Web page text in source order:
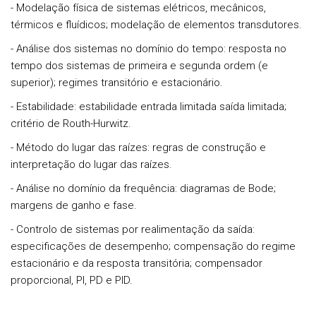
- Modelação física de sistemas elétricos, mecânicos,
térmicos e fluídicos; modelação de elementos transdutores.
- Análise dos sistemas no domínio do tempo: resposta no
tempo dos sistemas de primeira e segunda ordem (e
superior); regimes transitório e estacionário.
- Estabilidade: estabilidade entrada limitada saída limitada;
critério de Routh-Hurwitz.
- Método do lugar das raízes: regras de construção e
interpretação do lugar das raízes.
- Análise no domínio da frequência: diagramas de Bode;
margens de ganho e fase.
- Controlo de sistemas por realimentação da saída:
especificações de desempenho; compensação do regime
estacionário e da resposta transitória; compensador
proporcional, PI, PD e PID.